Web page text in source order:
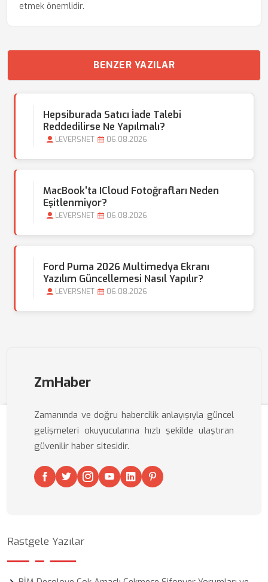
etmek önemlidir.
BENZER YAZILAR
Hepsiburada Satıcı İade Talebi
Reddedilirse Ne Yapılmalı?
LEVERSNET 06.08.2026
MacBook'ta ICloud Fotoğrafları Neden
Eşitlenmiyor?
LEVERSNET 06.08.2026
Ford Puma 2026 Multimedya Ekranı
Yazılım Güncellemesi Nasıl Yapılır?
LEVERSNET 06.08.2026
ZmHaber
Zamanında ve doğru habercilik anlayışıyla güncel
gelişmeleri okuyucularına hızlı şekilde ulaştıran
güvenilir haber sitesidir.
Rastgele Yazılar